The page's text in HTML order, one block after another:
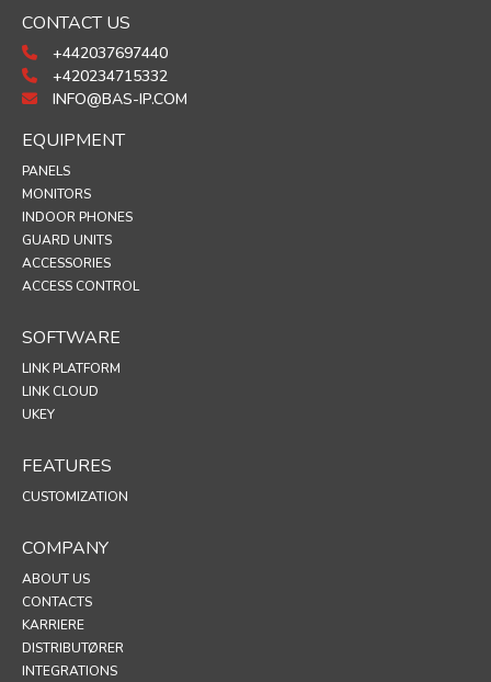
CONTACT US
+442037697440
+420234715332
INFO@BAS-IP.COM
EQUIPMENT
PANELS
MONITORS
INDOOR PHONES
GUARD UNITS
ACCESSORIES
ACCESS CONTROL
SOFTWARE
LINK PLATFORM
LINK CLOUD
UKEY
FEATURES
CUSTOMIZATION
COMPANY
ABOUT US
CONTACTS
KARRIERE
DISTRIBUTØRER
INTEGRATIONS